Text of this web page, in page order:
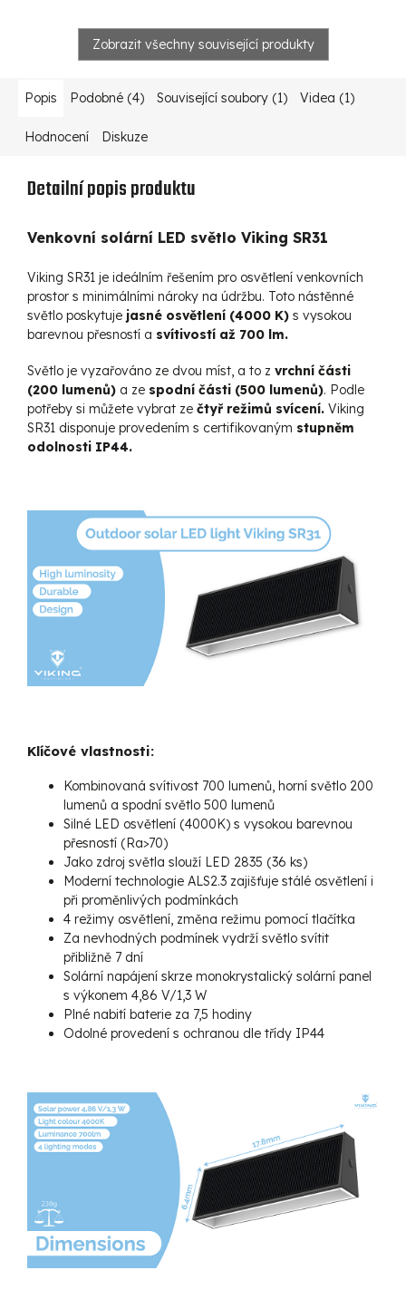
Zobrazit všechny související produkty
Popis Podobné (4) Související soubory (1) Videa (1)
Hodnocení Diskuze
Detailní popis produktu
Venkovní solární LED světlo Viking SR31
Viking SR31 je ideálním řešením pro osvětlení venkovních
prostor s minimálními nároky na údržbu. Toto nástěnné
světlo poskytuje jasné osvětlení (4000 K) s vysokou
barevnou přesností a svítivostí až 700 lm.
Světlo je vyzařováno ze dvou míst, a to z vrchní části
(200 lumenů) a ze spodní části (500 lumenů). Podle
potřeby si můžete vybrat ze čtyř režimů svícení. Viking
SR31 disponuje provedením s certifikovaným stupněm
odolnosti IP44.
Klíčové vlastnosti:
Kombinovaná svítivost 700 lumenů, horní světlo 200
lumenů a spodní světlo 500 lumenů
Silné LED osvětlení (4000K) s vysokou barevnou
přesností (Ra>70)
Jako zdroj světla slouží LED 2835 (36 ks)
Moderní technologie ALS2.3 zajišťuje stálé osvětlení i
při proměnlivých podmínkách
4 režimy osvětlení, změna režimu pomocí tlačítka
Za nevhodných podmínek vydrží světlo svítit
přibližně 7 dní
Solární napájení skrze monokrystalický solární panel
s výkonem 4,86 V/1,3 W
Plné nabití baterie za 7,5 hodiny
Odolné provedení s ochranou dle třídy IP44